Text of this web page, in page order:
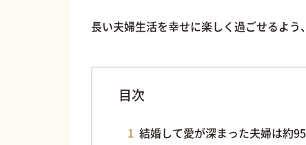
長い夫婦生活を幸せに楽しく過ごせるよう
目次
結婚して愛が深まった夫婦は約